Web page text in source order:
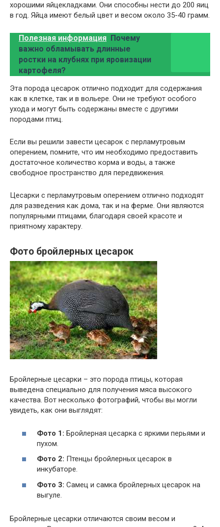
хорошими яйцекладками. Они способны нести до 200 яиц
в год. Яйца имеют белый цвет и весом около 35-40 грамм.
Полезная информация Почему
важно обламывать длинные
ростки на клубнях при яровизации
картофеля?
Эта порода цесарок отлично подходит для содержания
как в клетке, так и в вольере. Они не требуют особого
ухода и могут быть содержаны вместе с другими
породами птиц.
Если вы решили завести цесарок с перламутровым
оперением, помните, что им необходимо предоставить
достаточное количество корма и воды, а также
свободное пространство для передвижения.
Цесарки с перламутровым оперением отлично подходят
для разведения как дома, так и на ферме. Они являются
популярными птицами, благодаря своей красоте и
приятному характеру.
Фото бройлерных цесарок
Бройлерные цесарки – это порода птицы, которая
выведена специально для получения мяса высокого
качества. Вот несколько фотографий, чтобы вы могли
увидеть, как они выглядят:
Фото 1: Бройлерная цесарка с яркими перьями и
пухом.
Фото 2: Птенцы бройлерных цесарок в
инкубаторе.
Фото 3: Самец и самка бройлерных цесарок на
выгуле.
Бройлерные цесарки отличаются своим весом и